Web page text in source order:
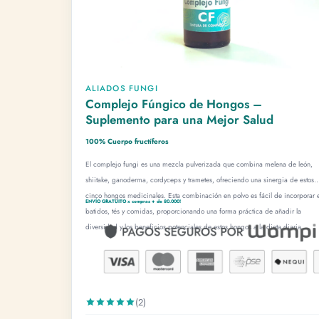
ALIADOS FUNGI
Complejo Fúngico de Hongos –
Suplemento para una Mejor Salud
100% Cuerpo fructíferos
El complejo fungi es una mezcla pulverizada que combina melena de león,
shiitake, ganoderma, cordyceps y trametes, ofreciendo una sinergia de estos
cinco hongos medicinales. Esta combinación en polvo es fácil de incorporar
batidos, tés y comidas, proporcionando una forma práctica de añadir la
diversidad y los beneficios potenciales de estos hongos a la dieta diaria.
ENVÍO GRATUITO x compras + de 80.000!
(2)